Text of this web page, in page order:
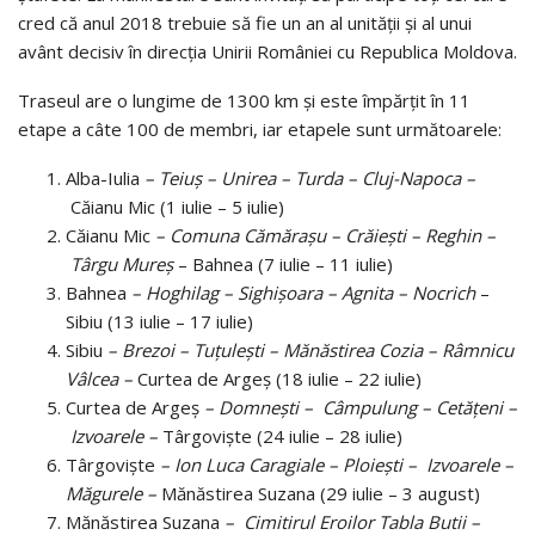
cred că anul 2018 trebuie să fie un an al unității și al unui
avânt decisiv în direcția Unirii României cu Republica Moldova.
Traseul are o lungime de 1300 km și este împărțit în 11
etape a câte 100 de membri, iar etapele sunt următoarele:
Alba-Iulia – Teiuș – Unirea – Turda – Cluj-Napoca –
Căianu Mic (1 iulie – 5 iulie)
Căianu Mic – Comuna Cămărașu – Crăieşti – Reghin –
Târgu Mureș– Bahnea (7 iulie – 11 iulie)
Bahnea – Hoghilag – Sighișoara – Agnita – Nocrich –
Sibiu (13 iulie – 17 iulie)
Sibiu – Brezoi – Tuțulești – Mănăstirea Cozia – Râmnicu
Vâlcea – Curtea de Argeș (18 iulie – 22 iulie)
Curtea de Argeș – Domnești – Câmpulung – Cetățeni –
Izvoarele – Târgoviște (24 iulie – 28 iulie)
Târgoviște – Ion Luca Caragiale – Ploiești – Izvoarele –
Măgurele – Mănăstirea Suzana (29 iulie – 3 august)
Mănăstirea Suzana – Cimitirul Eroilor Tabla Butii –